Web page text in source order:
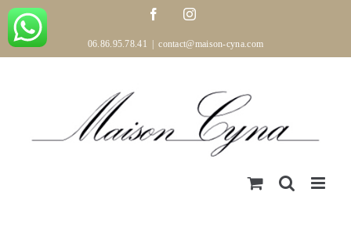
Passer
au
contenu
FacebookInstagram
06.86.95.78.41 contact@maison-cyna.com